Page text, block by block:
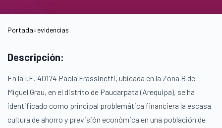
Portada»evidencias
Descripción:
En la I.E. 40174 Paola Frassinetti, ubicada en la Zona B de
Miguel Grau, en el distrito de Paucarpata (Arequipa), se ha
identificado como principal problemática financiera la escasa
cultura de ahorro y previsión económica en una población de